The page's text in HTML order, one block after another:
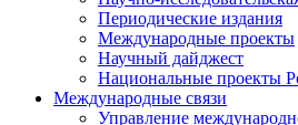
Периодические издания
Международные проекты
Научный дайджест
Национальные проекты
Международные связи
Управление